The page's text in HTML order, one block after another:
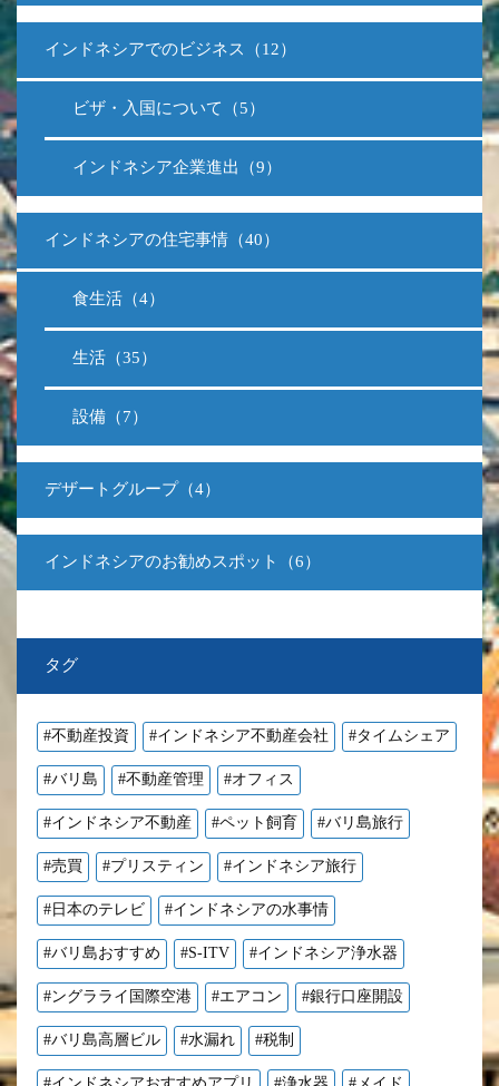
インドネシアでのビジネス（12）
ビザ・入国について（5）
インドネシア企業進出（9）
インドネシアの住宅事情（40）
食生活（4）
生活（35）
設備（7）
デザートグループ（4）
インドネシアのお勧めスポット（6）
タグ
#不動産投資 #インドネシア不動産会社 #タイムシェア
#バリ島 #不動産管理 #オフィス
#インドネシア不動産 #ペット飼育 #バリ島旅行
#売買 #プリスティン #インドネシア旅行
#日本のテレビ #インドネシアの水事情
#バリ島おすすめ #S-ITV #インドネシア浄水器
#ングラライ国際空港 #エアコン #銀行口座開設
#バリ島高層ビル #水漏れ #税制